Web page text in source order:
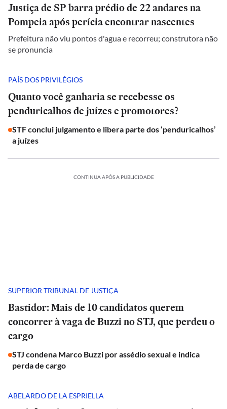
Justiça de SP barra prédio de 22 andares na
Pompeia após perícia encontrar nascentes
Prefeitura não viu pontos d'agua e recorreu; construtora não
se pronuncia
PAÍS DOS PRIVILÉGIOS
Quanto você ganharia se recebesse os
penduricalhos de juízes e promotores?
STF conclui julgamento e libera parte dos ‘penduricalhos’
a juízes
CONTINUA APÓS A PUBLICIDADE
SUPERIOR TRIBUNAL DE JUSTIÇA
Bastidor: Mais de 10 candidatos querem
concorrer à vaga de Buzzi no STJ, que perdeu o
cargo
STJ condena Marco Buzzi por assédio sexual e indica
perda de cargo
ABELARDO DE LA ESPRIELLA